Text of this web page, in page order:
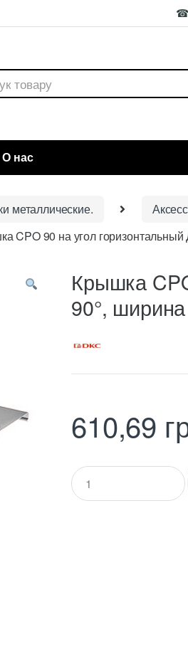
☎
О нас
металлические.
CPO 90 на угол
Крышка
90°,
610,69
Q
u
a